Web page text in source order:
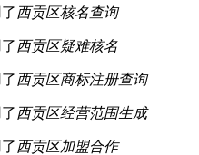
西贡区核名查询
西贡区疑难核名
西贡区商标注册查询
西贡区经营范围生成
西贡区加盟合作